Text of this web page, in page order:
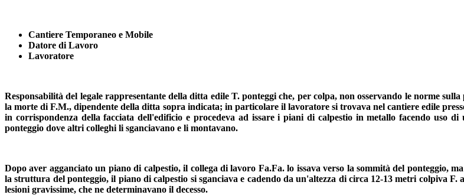
Cantiere Temporaneo e Mobile
Datore di Lavoro
Lavoratore
Responsabilità del legale rappresentante della ditta edile T. ponteggi che, per colpa, non osservando le norme
la morte di F.M., dipendente della ditta sopra indicata; in particolare il lavoratore si trovava nel cantiere edile
in corrispondenza della facciata dell'edificio e procedeva ad issare i piani di calpestio in metallo facendo uso
ponteggio dove altri colleghi li sganciavano e li montavano.
Dopo aver agganciato un piano di calpestio, il collega di lavoro Fa.Fa. lo issava verso la sommità del ponteggio,
la struttura del ponteggio, il piano di calpestio si sganciava e cadendo da un'altezza di circa 12-13 metri colpiva
lesioni gravissime, che ne determinavano il decesso.